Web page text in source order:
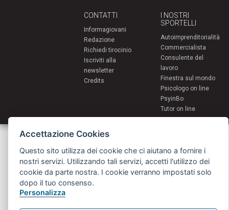
CONTATTI
Informagiovani
Redazione
Richiedi tirocinio
Iscriviti alla
newsletter
Credits
I NOSTRI
SPORTELLI
Autoimprenditorialità
Commercialista
Consulente del
lavoro
Finestra sul mondo
Psicologo on line
PsyinBo
Tutor on line
Servizi per i giovani - Scambi e soggiorni all'estero
giovani@comune.bologna.it
Accettazione Cookies
Questo sito utilizza dei cookie che ci aiutano a fornire i
nostri servizi. Utilizzando tali servizi, accetti l'utilizzo dei
cookie da parte nostra. I cookie verranno impostati solo
dopo il tuo consenso.
Personalizza